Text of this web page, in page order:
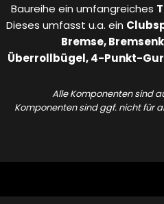
Baureihe ein umfangreiches
Dieses umfasst u.a. ein
Bremse,
Überrollbügel, 4-Punkt-
Alle Komponenten sind
Komponenten sind ggf. nicht für